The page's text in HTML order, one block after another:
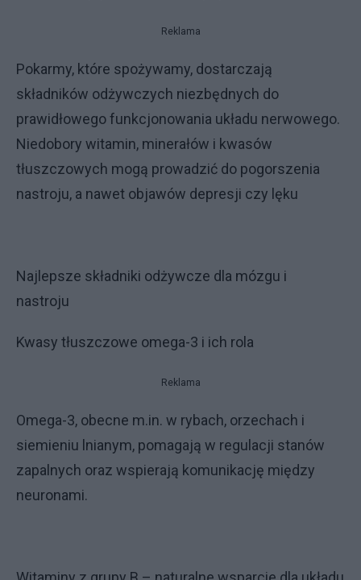
Reklama
Pokarmy, które spożywamy, dostarczają
składników odżywczych niezbędnych do
prawidłowego funkcjonowania układu nerwowego.
Niedobory witamin, minerałów i kwasów
tłuszczowych mogą prowadzić do pogorszenia
nastroju, a nawet objawów depresji czy lęku
Najlepsze składniki odżywcze dla mózgu i
nastroju
Kwasy tłuszczowe omega-3 i ich rola
Reklama
Omega-3, obecne m.in. w rybach, orzechach i
siemieniu lnianym, pomagają w regulacji stanów
zapalnych oraz wspierają komunikację między
neuronami.